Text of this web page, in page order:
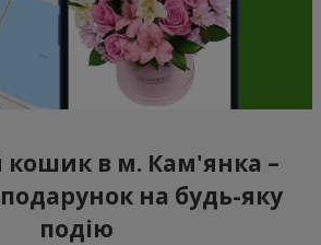
кошик в м. Кам'янка –
на будь-яку
подію